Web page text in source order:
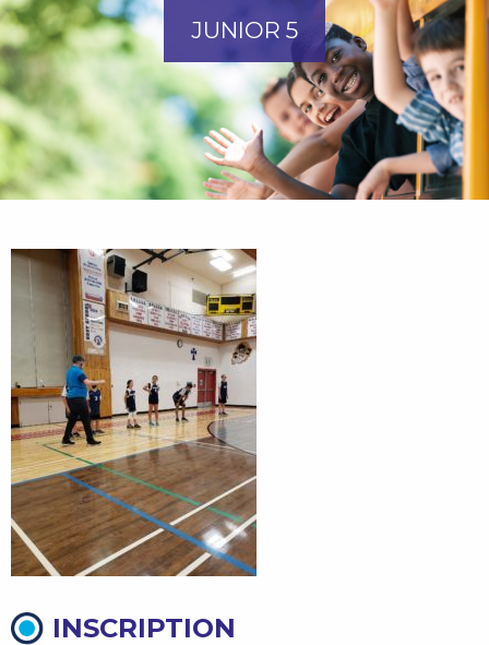
JUNIOR 5
INSCRIPTION